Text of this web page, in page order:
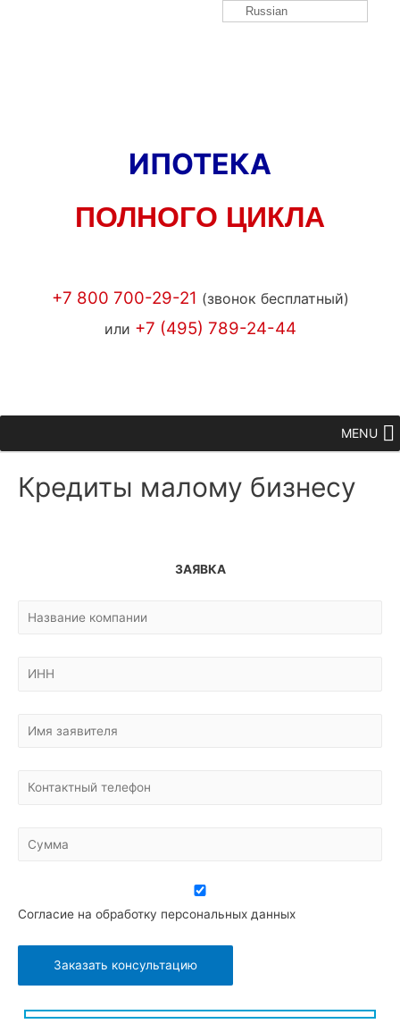
ИПОТЕКА
ПОЛНОГО ЦИКЛА
+7 800 700-29-21 (звонок бесплатный)
или +7 (495) 789-24-44
MENU
Кредиты малому бизнесу
ЗАЯВКА
Согласие на обработку персональных данных
Russian